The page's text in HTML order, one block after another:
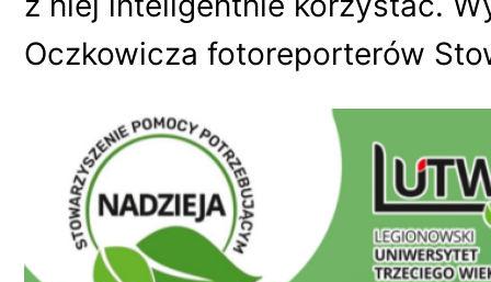
Oczkowicza fotoreporterów